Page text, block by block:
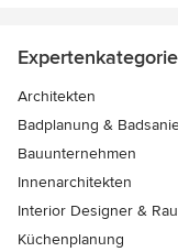
Expertenkategorie
Architekten
Badplanung &
Bauunternehmen
Innenarchitekten
Interior Designer &
Küchenplanung